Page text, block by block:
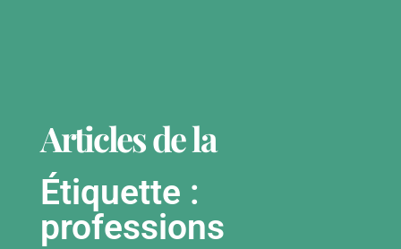
Articles de la
Étiquette :
professions